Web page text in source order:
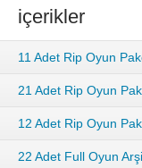
içerikler
11 Adet Rip Oyun
21 Adet Rip Oyun
12 Adet Rip Oyun
22 Adet Full Oyun